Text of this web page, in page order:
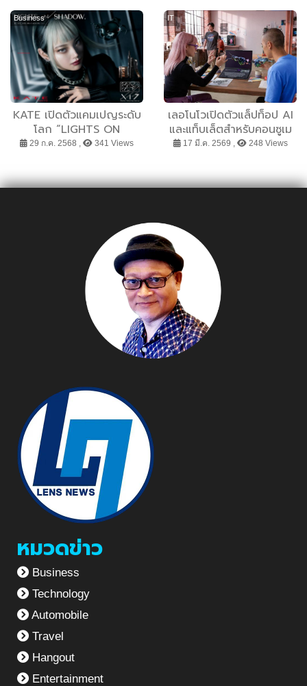
ช่วย ‘เปลี่ยนชีวิต’ ของผู้ป่วย
โรคหายาก
โอกาสพระราชพิธีมหามงคล
เฉลิมพระชนมพรรษา 6 รอบ
28 กรกฎาคม 2567ในงาน
ประเพณีแห่เทียนพรรษา ณ
จังหวัดพะเยา
Business
KATE เปิดตัวแคมเปญระดับ
โลก “LIGHTS ON
SHADOW” นิยามแห่งความ
บทเพลง “Gyakko -
เสมือน “STARE” ผู้สะท้อน
เมคอัพแห่งแสงและเงาอย่าง
แท้จริง
29 ก.ค. 2568 , 341 Views
IT
เลอโนโวเปิดตัวแล็ปท็อป AI
และแท็บเล็ตสำหรับคอนซูเม
อร์ เสริมความคล่องตัว
งาน MWC 2026
17 มี.ค. 2569 , 248 Views
หมวดข่าว
Business
Technology
Automobile
Travel
Hangout
Entertainment